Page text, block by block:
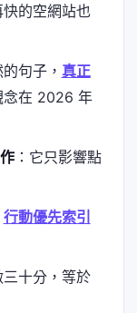
的空網站也
句子， 真正
念在 2026 年
：它只影響點
行動優先索引
三十分，等於